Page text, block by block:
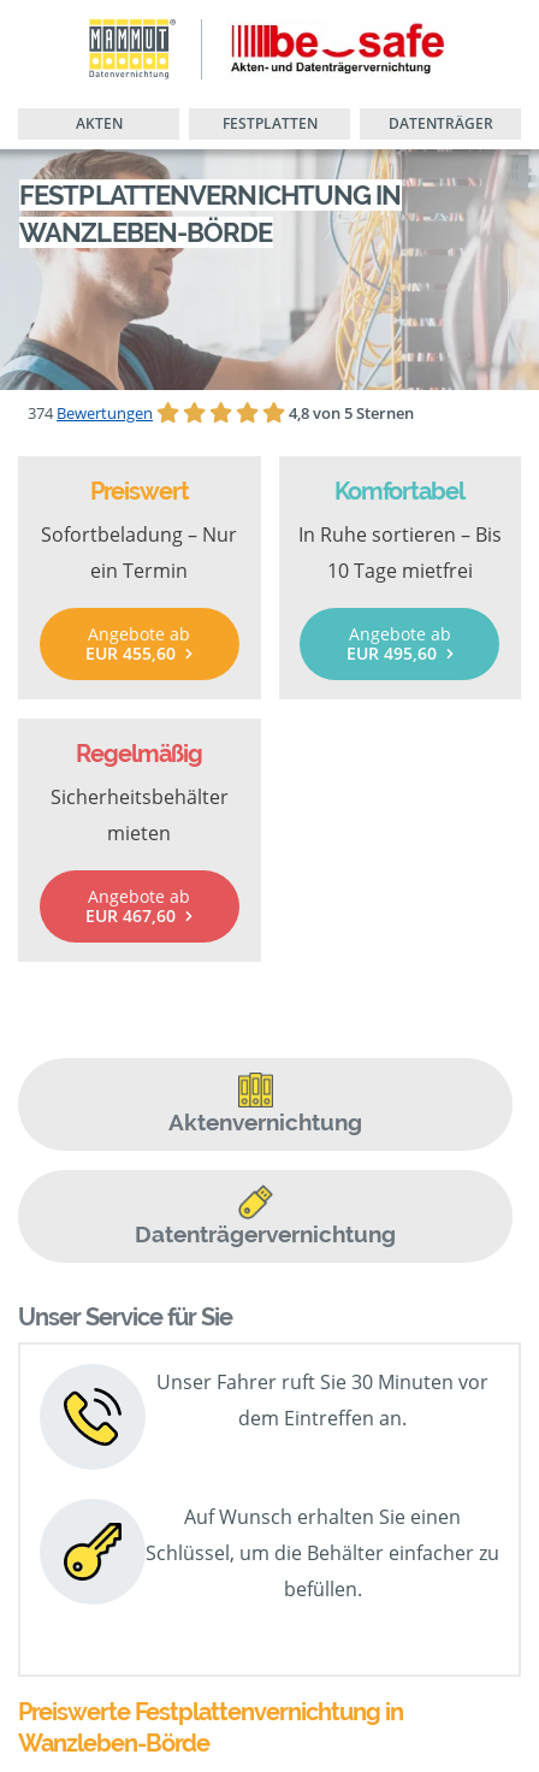
AKTEN FESTPLATTEN DATENTRÄGER
FESTPLATTENVERNICHTUNG IN
WANZLEBEN-BÖRDE
374Bewertungen 4,8 von 5 Sternen
Preiswert
Sofortbeladung – Nur
ein Termin
Angebote ab
EUR 455,60
Komfortabel
In Ruhe sortieren – Bis
10 Tage mietfrei
Angebote ab
EUR 495,60
Regelmäßig
Sicherheitsbehälter
mieten
Angebote ab
EUR 467,60
Aktenvernichtung
Datenträgervernichtung
Unser Service für Sie
Unser Fahrer ruft Sie 30 Minuten vor
dem Eintreffen an.
Auf Wunsch erhalten Sie einen
Schlüssel, um die Behälter einfacher zu
befüllen.
Preiswerte Festplattenvernichtung in
Wanzleben-Börde